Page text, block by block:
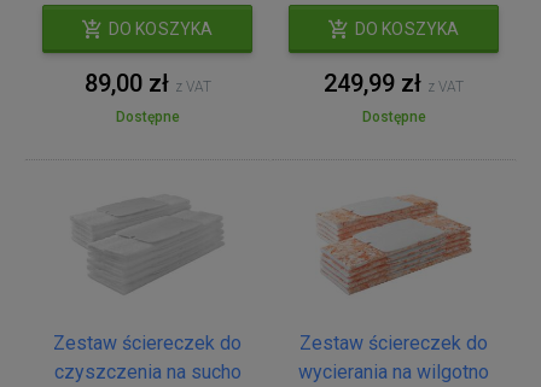
DO KOSZYKA
89,00 zł z VAT
Dostępne
DO KOSZYKA
249,99 zł z VAT
Dostępne
Zestaw ściereczek do
czyszczenia na sucho
Zestaw ściereczek do
wycierania na wilgotno